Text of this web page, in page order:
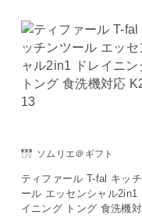
ソムリエ＠ギフト
ティファール T-fal キッ
ール エッセンシャル2in1
イニング トング 食洗機